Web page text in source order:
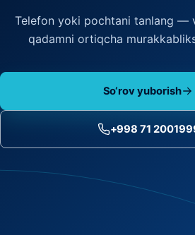
Telefon yoki pochtani tanlang —
qadamni ortiqcha
So‘rov yuborish
+998 71